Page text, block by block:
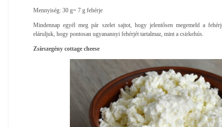
Mennyiség: 30 g= 7 g fehérje
Mindennap egyél meg pár szelet sajtot, hogy jelentősen megemeld a
eláruljuk, hogy pontosan ugyanannyi fehérjét tartalmaz, mint a csirkehús.
Zsírszegény cottage cheese